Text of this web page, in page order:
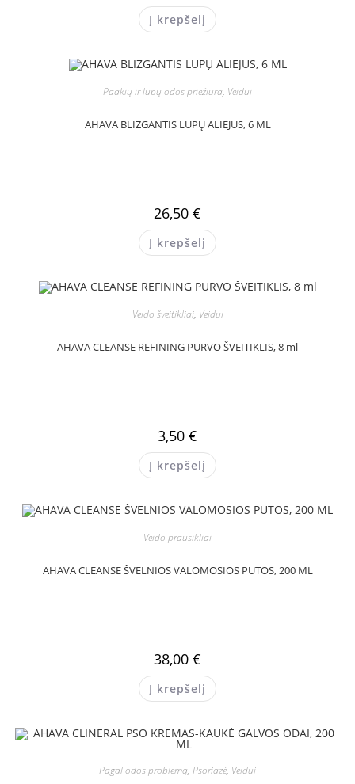
Į krepšelį
Paakių ir lūpų odos priežiūra, Veidui
AHAVA BLIZGANTIS LŪPŲ ALIEJUS, 6 ML
26,50 €
Į krepšelį
Veido šveitikliai, Veidui
AHAVA CLEANSE REFINING PURVO ŠVEITIKLIS, 8 ml
3,50 €
Į krepšelį
Veido prausikliai
AHAVA CLEANSE ŠVELNIOS VALOMOSIOS PUTOS, 200 ML
38,00 €
Į krepšelį
Pagal odos problemą, Psoriazė, Veidui